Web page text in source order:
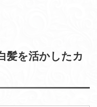
髪を活かしたカ